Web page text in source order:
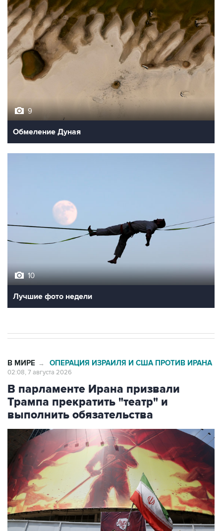
9
Обмеление Дуная
10
Лучшие фото недели
В МИРЕ → ОПЕРАЦИЯ ИЗРАИЛЯ И США ПРОТИВ ИРАНА
02:08, 7 августа 2026
В парламенте Ирана призвали
Трампа прекратить "театр" и
выполнить обязательства